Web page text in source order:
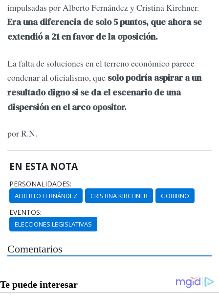
impulsadas por Alberto Fernández y Cristina Kirchner.
Era una diferencia de solo 5 puntos, que ahora se
extendió a 21 en favor de la oposición.
La falta de soluciones en el terreno económico parece
condenar al oficialismo, que solo podría aspirar a un
resultado digno si se da el escenario de una
dispersión en el arco opositor.
por R.N.
EN ESTA NOTA
PERSONALIDADES:
ALBERTO FERNÁNDEZ CRISTINA KIRCHNER GOBIRNO
EVENTOS:
ELECCIONES LEGISLATIVAS
Comentarios